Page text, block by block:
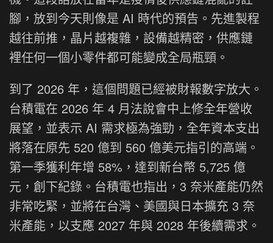
腳，放到今天則像是 AI 時代的預告。先進製程
越往前推，晶片越複雜，設備越精密，供應鏈
裡任何一個小零件都可能變成全局瓶頸。
到了 2026 年，這個問題已經被財報數字放大。
台積電在 2026 年 4 月法說會中上修全年營收
展望，並表示 AI 需求極為強勁，全年資本支出
將落在原先 520 億到 560 億美元指引的高端。
第一季獲利年增 58%，達到新台幣 5,725 億
元，創下紀錄。台積電也指出，3 奈米產能仍然
非常吃緊，並將在台灣、美國與日本擴充 3 奈
米產能，以支應 2027 年與 2028 年後續需求。